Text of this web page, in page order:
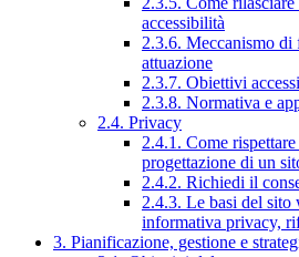
accessibilità
2.3.6. Meccanismo di
attuazione
2.3.7. Obiettivi
2.3.8. Normativa e
2.4. Privacy
2.4.1. Come
progettazione di un
2.4.2. Richiedi il
2.4.3. Le basi del sito
informativa privacy,
3. Pianificazione, gestione e